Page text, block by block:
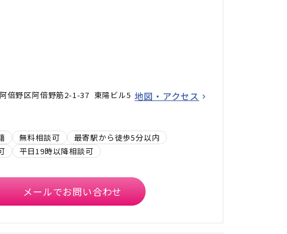
倍野区阿倍野筋2-1-37 東陽ビル5 地図・アクセス
無料相談可
最寄駅から徒歩5分以内
平日19時以降相談可
メールでお問い合わせ